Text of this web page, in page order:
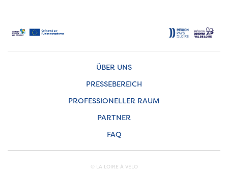
ÜBER UNS
PRESSEBEREICH
PROFESSIONELLER RAUM
PARTNER
FAQ
© LA LOIRE À VÉLO